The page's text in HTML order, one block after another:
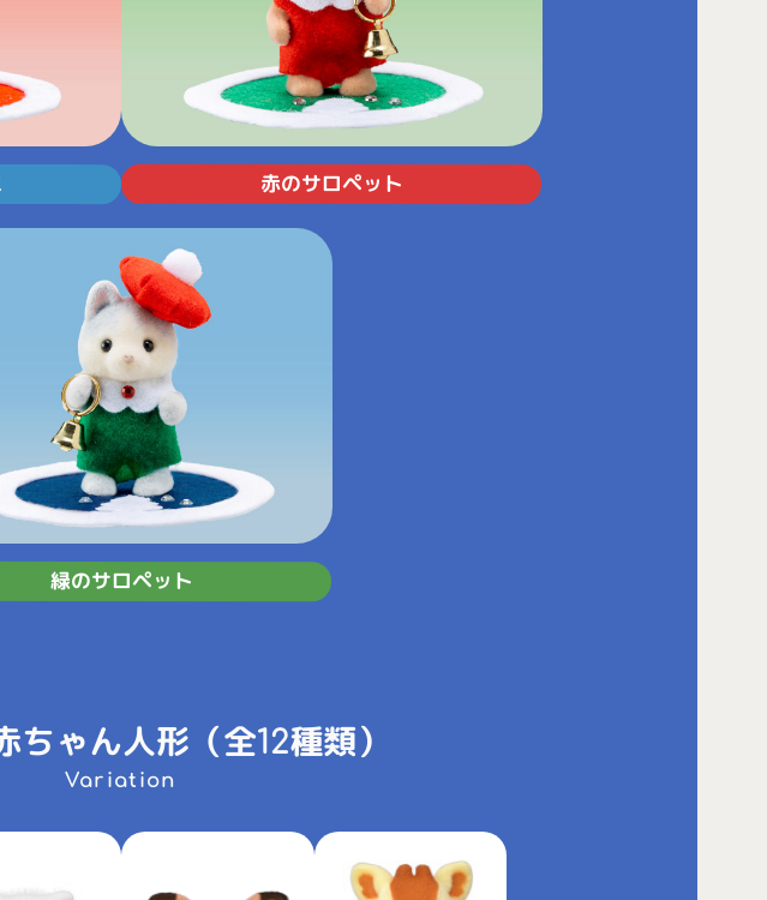
赤のサロペット
緑のサロペット
ちゃん人形（全12種類）
Variation